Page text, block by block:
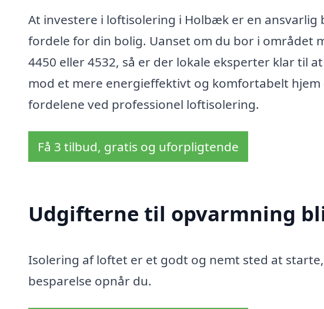
At investere i loftisolering i Holbæk er en
fordele for din bolig. Uanset om du bor i området
4450 eller 4532, så er der lokale eksperter klar til
mod et mere energieffektivt og komfortabelt
fordelene ved professionel loftisolering.
Få 3 tilbud, gratis og uforpligtende
Udgifterne til opvarmning
Isolering af loftet er et godt og nemt sted at
besparelse opnår du.